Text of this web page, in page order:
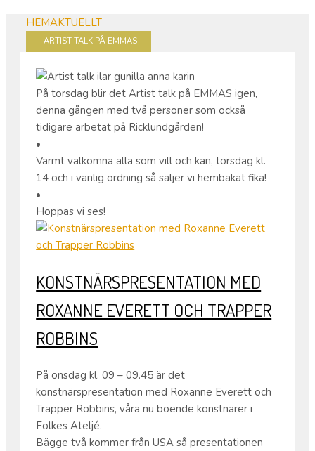
HEMAKTUELLT
ARTIST TALK PÅ EMMAS
På torsdag blir det Artist talk på EMMAS igen,
denna gången med två personer som också
tidigare arbetat på Ricklundgården!
•
Varmt välkomna alla som vill och kan, torsdag kl.
14 och i vanlig ordning så säljer vi hembakat fika!
•
Hoppas vi ses!
KONSTNÄRSPRESENTATION MED
ROXANNE EVERETT OCH TRAPPER
ROBBINS
På onsdag kl. 09 – 09.45 är det
konstnärspresentation med Roxanne Everett och
Trapper Robbins, våra nu boende konstnärer i
Folkes Ateljé.
Bägge två kommer från USA så presentationen